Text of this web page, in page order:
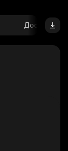
Доступное